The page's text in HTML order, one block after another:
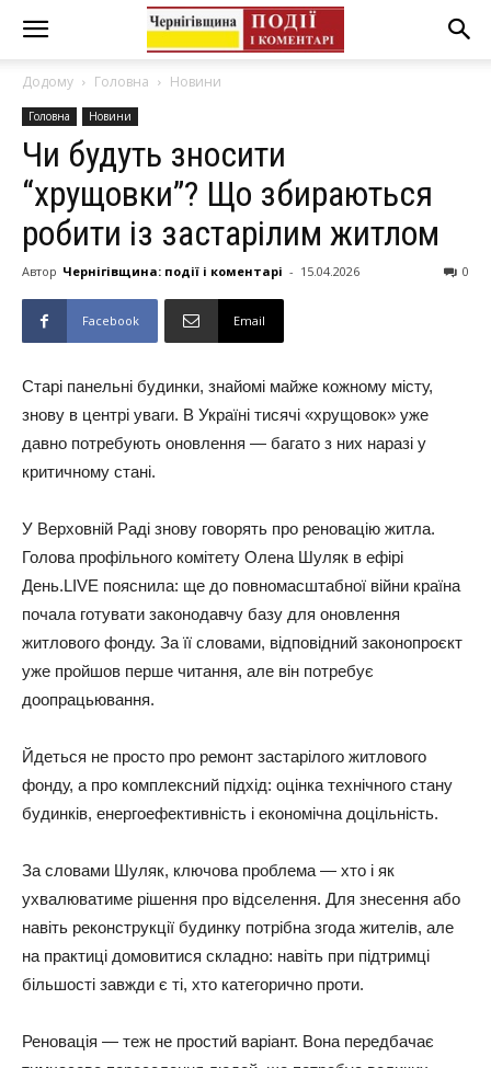
Додому Головна Новини
Головна Новини
Чи будуть зносити
“хрущовки”? Що збираються
робити із застарілим житлом
Автор Чернігівщина: події і коментарі - 15.04.2026 0
Facebook Email
Старі панельні будинки, знайомі майже кожному місту,
знову в центрі уваги. В Україні тисячі «хрущовок» уже
давно потребують оновлення — багато з них наразі у
критичному стані.
У Верховній Раді знову говорять про реновацію житла.
Голова профільного комітету Олена Шуляк в ефірі
День.LIVE пояснила: ще до повномасштабної війни країна
почала готувати законодавчу базу для оновлення
житлового фонду. За її словами, відповідний законопроєкт
уже пройшов перше читання, але він потребує
доопрацьювання.
Йдеться не просто про ремонт застарілого житлового
фонду, а про комплексний підхід: оцінка технічного стану
будинків, енергоефективність і економічна доцільність.
За словами Шуляк, ключова проблема — хто і як
ухвалюватиме рішення про відселення. Для знесення або
навіть реконструкції будинку потрібна згода жителів, але
на практиці домовитися складно: навіть при підтримці
більшості завжди є ті, хто категорично проти.
Реновація — теж не простий варіант. Вона передбачає